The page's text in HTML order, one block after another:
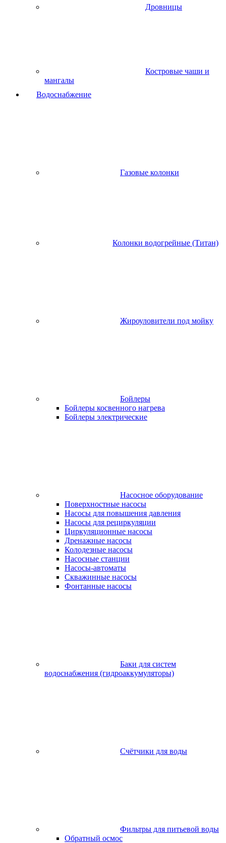
Дровницы
Костровые чаши и
мангалы
Водоснабжение
Газовые колонки
Колонки водогрейные (Титан)
Жироуловители под мойку
Бойлеры
Бойлеры косвенного нагрева
Бойлеры электрические
Насосное оборудование
Поверхностные насосы
Насосы для повышения давления
Насосы для рециркуляции
Циркуляционные насосы
Дренажные насосы
Колодезные насосы
Насосные станции
Насосы-автоматы
Скважинные насосы
Фонтанные насосы
Баки для систем
водоснабжения (гидроаккумуляторы)
Счётчики для воды
Фильтры для питьевой воды
Обратный осмос